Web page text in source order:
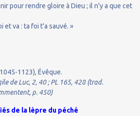
pour rendre gloire à Dieu ; il n'y a que cet
et va : ta foi t'a sauvé. »
1123), Évêque.
de Luc, 2, 40 ; PL 165, 428 (trad.
p. 450)
de la lèpre du péché